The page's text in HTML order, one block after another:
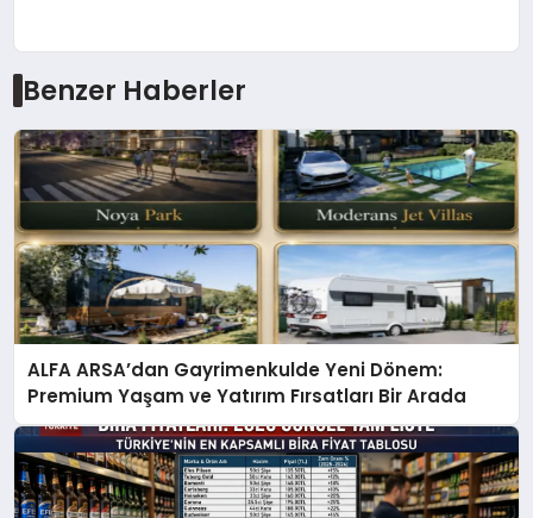
Benzer Haberler
ALFA ARSA’dan Gayrimenkulde Yeni Dönem:
Premium Yaşam ve Yatırım Fırsatları Bir Arada